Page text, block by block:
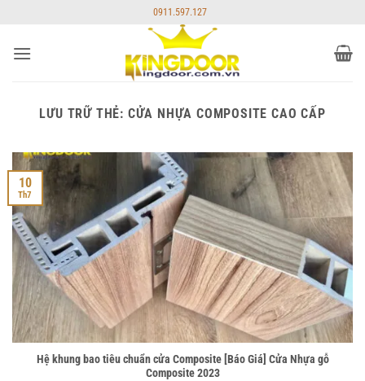
nội
0911.597.127
LƯU TRỮ THẺ: CỬA NHỰA COMPOSITE CAO CẤP
Hệ khung bao tiêu chuẩn cửa Composite [Báo Giá] Cửa Nhựa gỗ
Composite 2023
10
Th7